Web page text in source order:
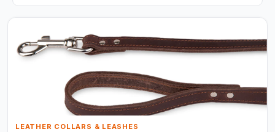
LEATHER COLLARS & LEASHES